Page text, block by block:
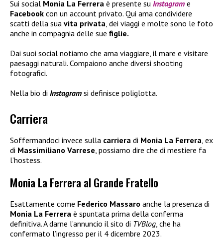
Sui social Monia La Ferrera è presente su Instagram e
Facebook con un account privato. Qui ama condividere
scatti della sua vita privata, dei viaggi e molte sono le foto
anche in compagnia delle sue figlie.
Dai suoi social notiamo che ama viaggiare, il mare e visitare
paesaggi naturali. Compaiono anche diversi shooting
fotografici.
Nella bio di Instagram si definisce poliglotta.
Carriera
Soffermandoci invece sulla carriera di Monia La Ferrera , ex
di Massimiliano Varrese , possiamo dire che di mestiere fa
l’hostess.
Monia La Ferrera al Grande Fratello
Esattamente come Federico Massaro anche la presenza di
Monia La Ferrera è spuntata prima della conferma
definitiva. A darne l’annuncio il sito di TVBlog, che ha
confermato l’ingresso per il 4 dicembre 2023.